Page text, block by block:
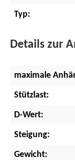
Typ:
Details zur
maximale
Stützlast:
D-Wert:
Steigung:
Gewicht: